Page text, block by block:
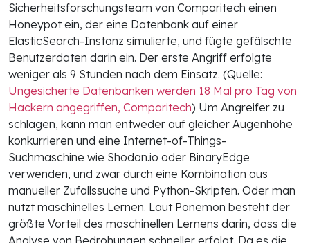
Sicherheitsforschungsteam von Comparitech einen
Honeypot ein, der eine Datenbank auf einer
ElasticSearch-Instanz simulierte, und fügte gefälschte
Benutzerdaten darin ein. Der erste Angriff erfolgte
weniger als 9 Stunden nach dem Einsatz. (Quelle:
Ungesicherte Datenbanken werden 18 Mal pro Tag von
Hackern angegriffen, Comparitech) Um Angreifer zu
schlagen, kann man entweder auf gleicher Augenhöhe
konkurrieren und eine Internet-of-Things-
Suchmaschine wie Shodan.io oder BinaryEdge
verwenden, und zwar durch eine Kombination aus
manueller Zufallssuche und Python-Skripten. Oder man
nutzt maschinelles Lernen. Laut Ponemon besteht der
größte Vorteil des maschinellen Lernens darin, dass die